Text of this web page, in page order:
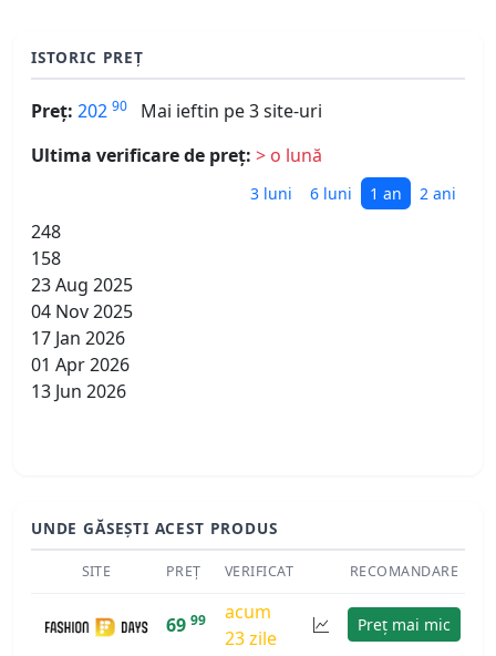
ISTORIC PREȚ
Preț: 202 90
Mai ieftin pe 3 site-uri
Ultima verificare de preț: > o lună
3 luni 6 luni 1 an 2 ani
248
158
23 Aug 2025
04 Nov 2025
17 Jan 2026
01 Apr 2026
13 Jun 2026
UNDE GĂSEȘTI ACEST PRODUS
SITE PREȚ VERIFICAT RECOMANDARE
69 99
acum
23 zile
Preț mai mic